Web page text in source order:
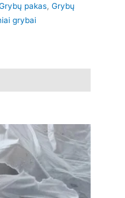
pakas,Grybų
grybai